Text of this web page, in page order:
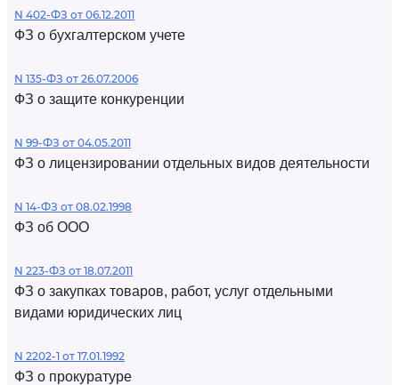
N 402-ФЗ от 06.12.2011
ФЗ о бухгалтерском учете
N 135-ФЗ от 26.07.2006
ФЗ о защите конкуренции
N 99-ФЗ от 04.05.2011
ФЗ о лицензировании отдельных видов деятельности
N 14-ФЗ от 08.02.1998
ФЗ об ООО
N 223-ФЗ от 18.07.2011
ФЗ о закупках товаров, работ, услуг отдельными
видами юридических лиц
N 2202-1 от 17.01.1992
ФЗ о прокуратуре